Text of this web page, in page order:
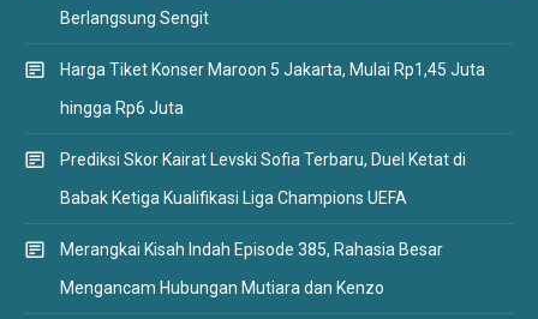
Berlangsung Sengit
Harga Tiket Konser Maroon 5 Jakarta, Mulai Rp1,45 Juta
hingga Rp6 Juta
Prediksi Skor Kairat Levski Sofia Terbaru, Duel Ketat di
Babak Ketiga Kualifikasi Liga Champions UEFA
Merangkai Kisah Indah Episode 385, Rahasia Besar
Mengancam Hubungan Mutiara dan Kenzo